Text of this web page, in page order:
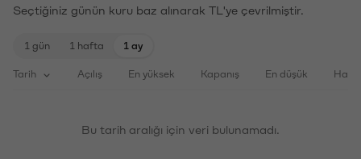
Seçtiğiniz günün kuru baz alınarak TL'ye çevrilmiştir.
1 gün 1 hafta 1 ay
Tarih Açılış En yüksek Kapanış En düşük
Bu tarih aralığı için veri bulunamadı.